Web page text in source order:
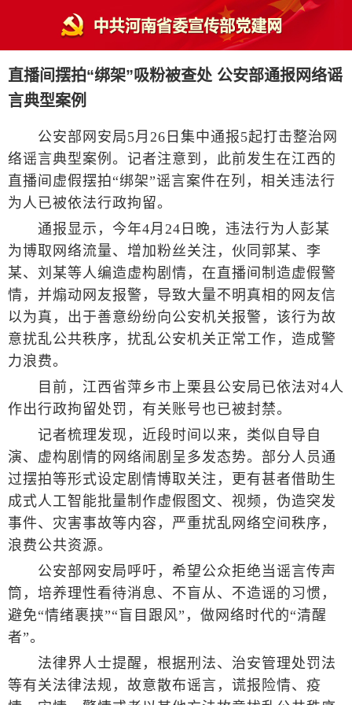
直播间摆拍“绑架”吸粉被查处 公安部通报网络谣
言典型案例
公安部网安局5月26日集中通报5起打击整治网
络谣言典型案例。记者注意到，此前发生在江西的
直播间虚假摆拍“绑架”谣言案件在列，相关违法行
为人已被依法行政拘留。
通报显示，今年4月24日晚，违法行为人彭某
为博取网络流量、增加粉丝关注，伙同郭某、李
某、刘某等人编造虚构剧情，在直播间制造虚假警
情，并煽动网友报警，导致大量不明真相的网友信
以为真，出于善意纷纷向公安机关报警，该行为故
意扰乱公共秩序，扰乱公安机关正常工作，造成警
力浪费。
目前，江西省萍乡市上栗县公安局已依法对4人
作出行政拘留处罚，有关账号也已被封禁。
记者梳理发现，近段时间以来，类似自导自
演、虚构剧情的网络闹剧呈多发态势。部分人员通
过摆拍等形式设定剧情博取关注，更有甚者借助生
成式人工智能批量制作虚假图文、视频，伪造突发
事件、灾害事故等内容，严重扰乱网络空间秩序，
浪费公共资源。
公安部网安局呼吁，希望公众拒绝当谣言传声
筒，培养理性看待消息、不盲从、不造谣的习惯，
避免“情绪裹挟”“盲目跟风”，做网络时代的“清醒
者”。
法律界人士提醒，根据刑法、治安管理处罚法
等有关法律法规，故意散布谣言，谎报险情、疫